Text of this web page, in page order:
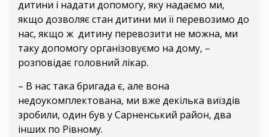
дитини і надати допомогу, яку надаємо ми,
якщо дозволяє стан дитини ми її перевозимо до
нас, якщо ж дитину перевозити не можна, ми
таку допомогу організовуємо на дому, –
розповідає головний лікар.
– В нас така бригада є, але вона
недоукомплектована, ми вже декілька виїздів
зробили, один був у Сарненський район, два
інших по Рівному.